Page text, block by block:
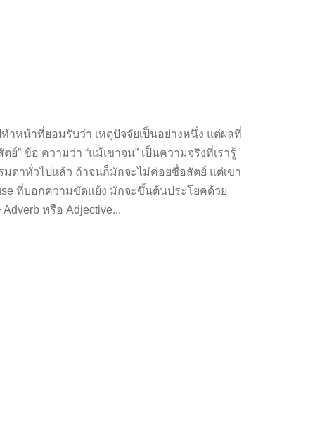
ำหน้าที่ยอมรับว่า เหตุปัจจัยเป็นอย่างหนึ่ง แต่ผลที่
” ข้อ ความว่า “แม้เขาจน” เป็นความจริงที่เรารู้
ดาทั่วไปแล้ว ถ้าจนก็มักจะไม่ค่อยซื่อสัตย์ แต่เขา
ที่บอกความขัดแย้ง มักจะขึ้นต้นประโยคด้วย
หรือ Adjective...